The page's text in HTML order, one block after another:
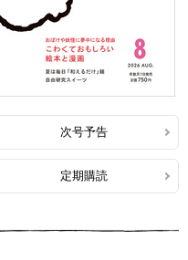
次号予告
定期購読